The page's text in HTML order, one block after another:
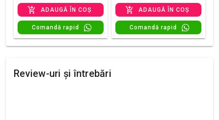
ADAUGĂ ÎN COȘ
Comandă rapid
ADAUGĂ ÎN COȘ
Comandă rapid
Review-uri și întrebări